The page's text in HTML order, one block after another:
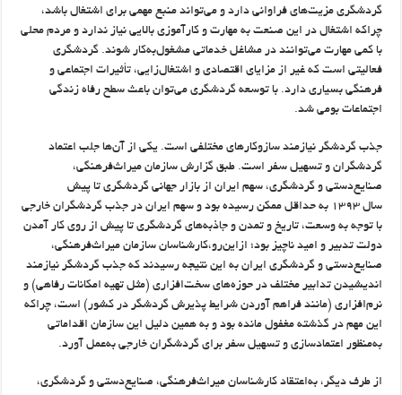
گردشگری مزیت‌های فراوانی دارد و می‌تواند منبع مهمی برای اشتغال باشد،
چراکه اشتغال در این صنعت به مهارت و کارآموزی بالایی نیاز ندارد و مردم محلی
با کمی مهارت می‌توانند در مشاغل خدماتی مشغول‌به‌کار شوند. گردشگری
فعالیتی است که غیر از مزایای اقتصادی و اشتغال‌زایی، تأثیرات اجتماعی و
فرهنگی بسیاری دارد. با توسعه گردشگری می‌توان باعث سطح رفاه زندگی
اجتماعات بومی شد.
جذب گردشگر نیازمند سازوکارهای مختلفی است. یکی از آن‌ها جلب اعتماد
گردشگران و تسهیل سفر است. طبق گزارش سازمان میراث‌فرهنگی،
صنایع‌دستی و گردشگری، سهم ایران از بازار جهانی گردشگری تا پیش
سال ۱۳۹۳ به حداقل ممکن رسیده بود و سهم ایران در جذب گردشگران خارجی
با توجه به وسعت، تاریخ و تمدن و جاذبه‌های گردشگری تا پیش از روی کار آمدن
دولت تدبیر و امید ناچیز بود؛ ازاین‌رو،کارشناسان سازمان میراث‌فرهنگی،
صنایع‌دستی و گردشگری ایران به این نتیجه رسیدند که جذب گردشگر نیازمند
اندیشیدن تدابیر مختلف در حوزه‌های سخت‌افزاری (مثل تهیه امکانات رفاهی) و
نرم‌افزاری (مانند فراهم آوردن شرایط پذیرش گردشگر در کشور) است، چراکه
این مهم در گذشته مغفول مانده بود و به همین دلیل این سازمان اقداماتی
به‌منظور اعتمادسازی و تسهیل سفر برای گردشگران خارجی به‌عمل آورد.
از طرف دیگر، به‌اعتقاد کارشناسان میراث‌فرهنگی، صنایع‌دستی و گردشگری،